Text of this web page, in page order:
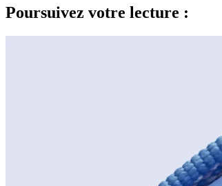
Poursuivez votre lecture :